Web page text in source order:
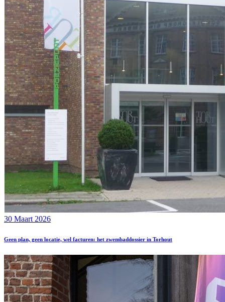
30 Maart 2026
Geen plan, geen locatie, wel facturen: het zwembaddossier in Torhout